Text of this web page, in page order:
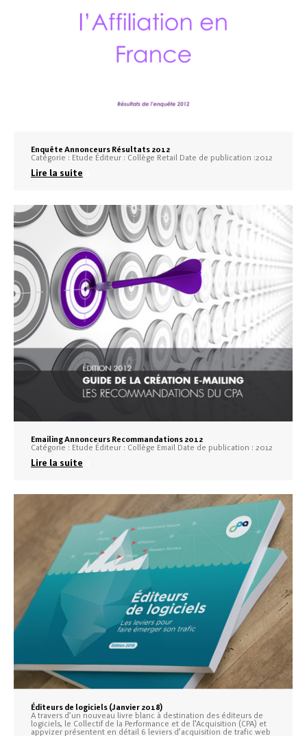
Enquête Annonceurs Résultats 2012
Catégorie : Etude Éditeur : Collège Retail Date de publication :2012
Lire la suite
Emailing Annonceurs Recommandations 2012
Catégorie : Etude Éditeur : Collège Email Date de publication : 2012
Lire la suite
Éditeurs de logiciels (Janvier 2018)
A travers d’un nouveau livre blanc à destination des éditeurs de
logiciels, le Collectif de la Performance et de l’Acquisition (CPA) et
appvizer présentent en détail 6 leviers d’acquisition de trafic web